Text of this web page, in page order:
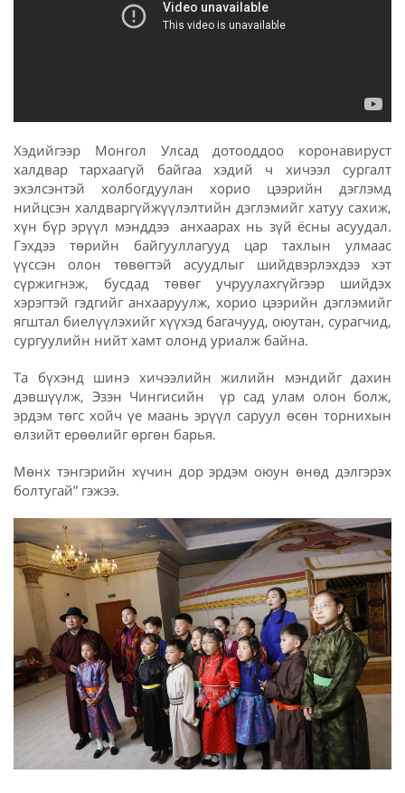
Хэдийгээр Монгол Улсад дотооддоо коронавируст
халдвар тархаагүй байгаа хэдий ч хичээл сургалт
эхэлсэнтэй холбогдуулан хорио цээрийн дэглэмд
нийцсэн халдваргүйжүүлэлтийн дэглэмийг хатуу сахиж,
хүн бүр эрүүл мэнддээ анхаарах нь зүй ёсны асуудал.
Гэхдээ төрийн байгууллагууд цар тахлын улмаас
үүссэн олон төвөгтэй асуудлыг шийдвэрлэхдээ хэт
сүржигнэж, бусдад төвөг учруулахгүйгээр шийдэх
хэрэгтэй гэдгийг анхааруулж, хорио цээрийн дэглэмийг
ягштал биелүүлэхийг хүүхэд багачууд, оюутан, сурагчид,
сургуулийн нийт хамт олонд уриалж байна.
Та бүхэнд шинэ хичээлийн жилийн мэндийг дахин
дэвшүүлж, Эзэн Чингисийн үр сад улам олон болж,
эрдэм төгс хойч үе маань эрүүл саруул өсөн торнихын
өлзийт ерөөлийг өргөн барья.
Мөнх тэнгэрийн хүчин дор эрдэм оюун өнөд дэлгэрэх
болтугай” гэжээ.